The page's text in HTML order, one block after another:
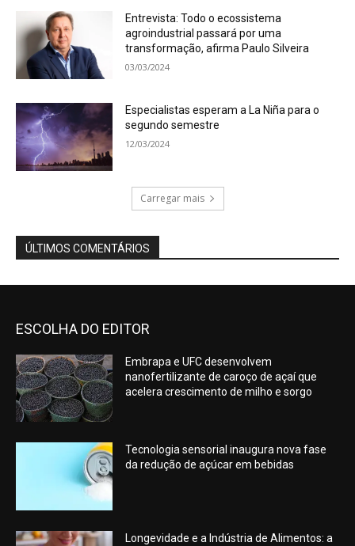
Entrevista: Todo o ecossistema
agroindustrial passará por uma
transformação, afirma Paulo Silveira
03/03/2024
Especialistas esperam a La Niña para o
segundo semestre
12/03/2024
Carregar mais
ÚLTIMOS COMENTÁRIOS
ESCOLHA DO EDITOR
Embrapa e UFC desenvolvem
nanofertilizante de caroço de açaí que
acelera crescimento de milho e sorgo
Tecnologia sensorial inaugura nova fase
da redução de açúcar em bebidas
Longevidade e a Indústria de Alimentos: a